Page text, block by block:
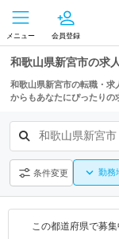
メニュー 会員登録
和歌山県新宮市の求
和歌山県新宮市の転職・求
からもあなたにぴったりの
和歌山県新宮市
条件変更 勤務
この都道府県で募集